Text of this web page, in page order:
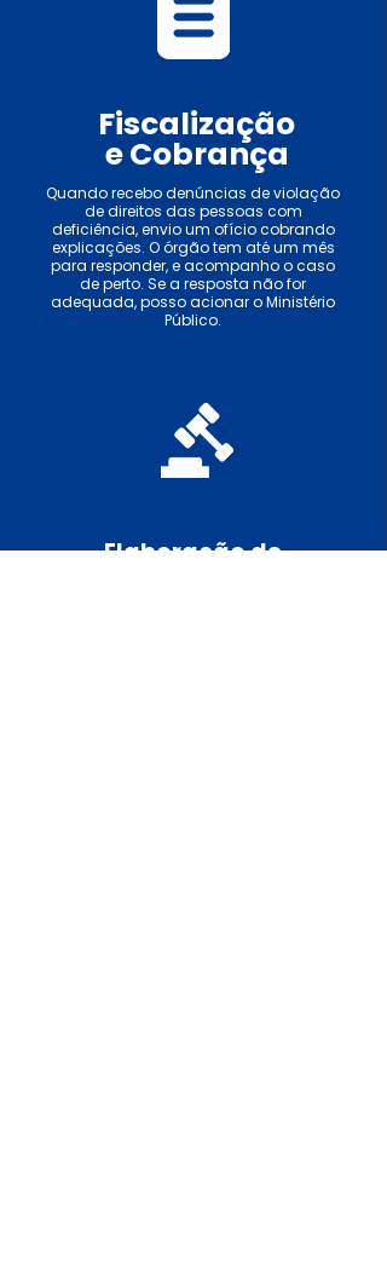
Fiscalização
e Cobrança
Quando recebo denúncias de violação
de direitos das pessoas com
deficiência, envio um ofício cobrando
explicações. O órgão tem até um mês
para responder, e acompanho o caso
de perto. Se a resposta não for
adequada, posso acionar o Ministério
Público.
Elaboração de